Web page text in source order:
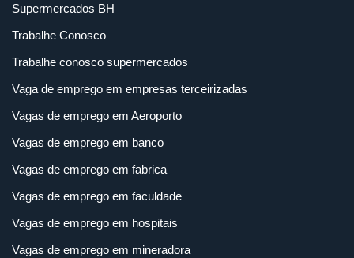
Supermercados BH
Trabalhe Conosco
Trabalhe conosco supermercados
Vaga de emprego em empresas terceirizadas
Vagas de emprego em Aeroporto
Vagas de emprego em banco
Vagas de emprego em fabrica
Vagas de emprego em faculdade
Vagas de emprego em hospitais
Vagas de emprego em mineradora